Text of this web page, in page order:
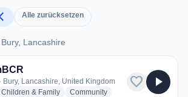
Alle zurücksetzen
Lancashire
Bury, Lancashire
Bury, Lancashire, United Kingdom
stations
Children & Familyradio stations
Communityradio stations
favorite play_arrow